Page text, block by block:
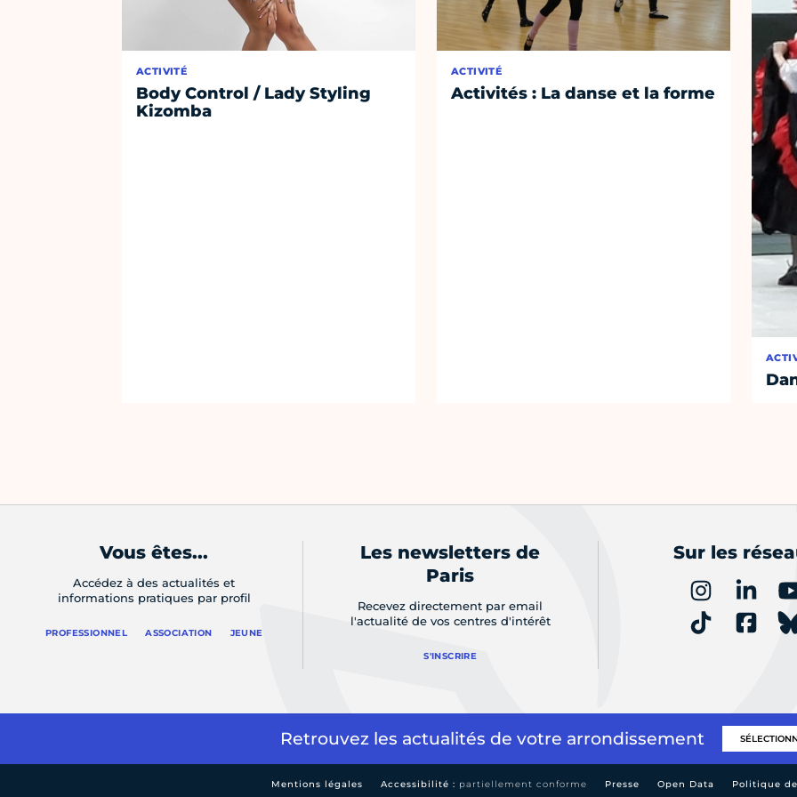
ACTIVITÉ
Body Control / Lady Styling
Kizomba
ACTIVITÉ
Activités : La danse et la forme
Vous êtes...
Accédez à des actualités et
informations pratiques par profil
PROFESSIONNEL ASSOCIATION JEUNE
Les newsletters de
Paris
Recevez directement par email
l'actualité de vos centres d'intérêt
S'INSCRIRE
Sur les
Retrouvez les actualités de votre arrondissement
Mentions légales Accessibilité : partiellement conforme Presse Open Data Politique